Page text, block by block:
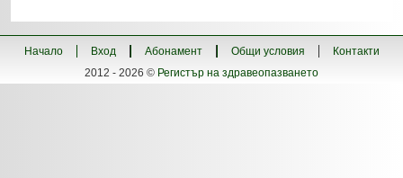
Начало Вход Абонамент Общи условия
Контакти
2012 - 2026 © Регистър на здравеопазването